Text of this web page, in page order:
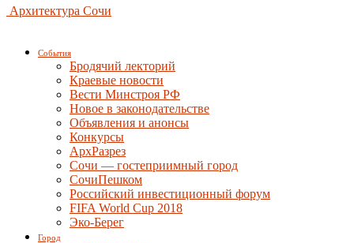
Архитектура Сочи
События
Бродячий лекторий
Краевые новости
Вести Минстроя РФ
Новое в законодательстве
Объявления и анонсы
Конкурсы
АрхРазрез
Сочи — гостеприимный город
СочиПешком
Российский инвестиционный форум
FIFA World Cup 2018
Эко-Берег
Город